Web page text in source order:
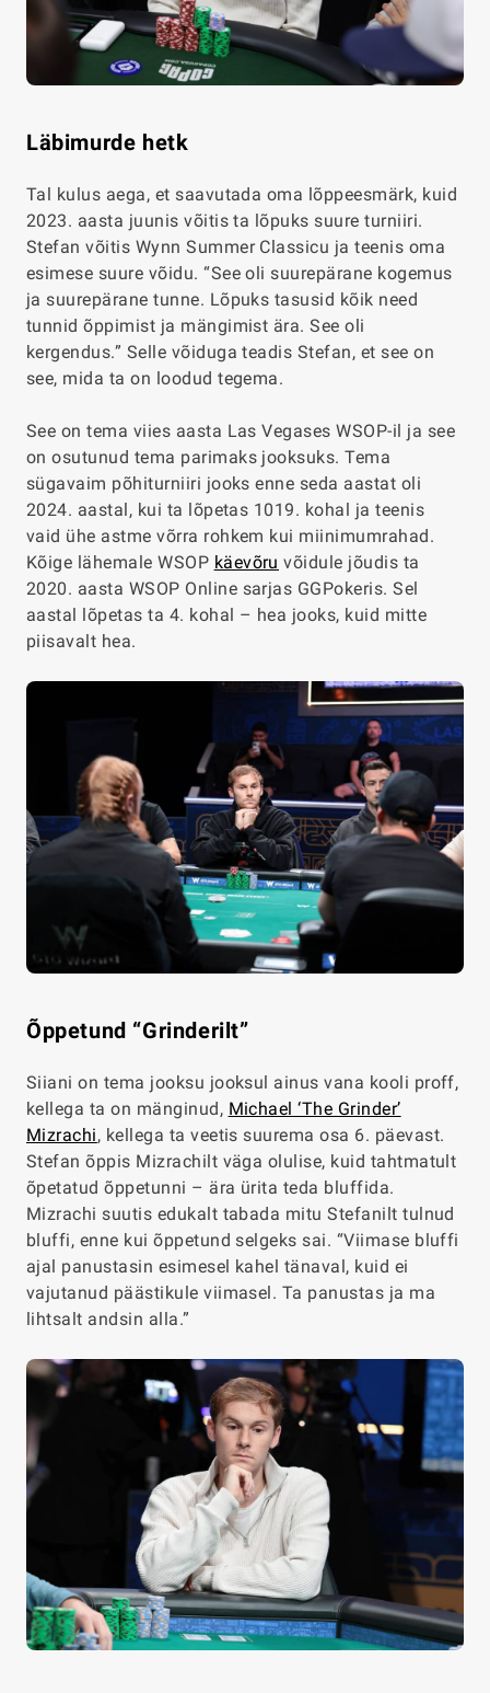
Läbimurde hetk
Tal kulus aega, et saavutada oma lõppeesmärk, kuid
2023. aasta juunis võitis ta lõpuks suure turniiri.
Stefan võitis Wynn Summer Classicu ja teenis oma
esimese suure võidu. “See oli suurepärane kogemus
ja suurepärane tunne. Lõpuks tasusid kõik need
tunnid õppimist ja mängimist ära. See oli
kergendus.” Selle võiduga teadis Stefan, et see on
see, mida ta on loodud tegema.
See on tema viies aasta Las Vegases WSOP-il ja see
on osutunud tema parimaks jooksuks. Tema
sügavaim põhiturniiri jooks enne seda aastat oli
2024. aastal, kui ta lõpetas 1019. kohal ja teenis
vaid ühe astme võrra rohkem kui miinimumrahad.
Kõige lähemale WSOP käevõru võidule jõudis ta
2020. aasta WSOP Online sarjas GGPokeris. Sel
aastal lõpetas ta 4. kohal – hea jooks, kuid mitte
piisavalt hea.
Õppetund “Grinderilt”
Siiani on tema jooksu jooksul ainus vana kooli proff,
kellega ta on mänginud, Michael ‘The Grinder’
Mizrachi, kellega ta veetis suurema osa 6. päevast.
Stefan õppis Mizrachilt väga olulise, kuid tahtmatult
õpetatud õppetunni – ära ürita teda bluffida.
Mizrachi suutis edukalt tabada mitu Stefanilt tulnud
bluffi, enne kui õppetund selgeks sai. “Viimase bluffi
ajal panustasin esimesel kahel tänaval, kuid ei
vajutanud päästikule viimasel. Ta panustas ja ma
lihtsalt andsin alla.”